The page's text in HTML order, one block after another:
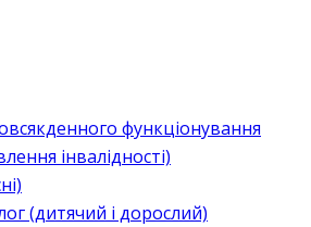
функціонування
інвалідності)
(дитячий і дорослий)